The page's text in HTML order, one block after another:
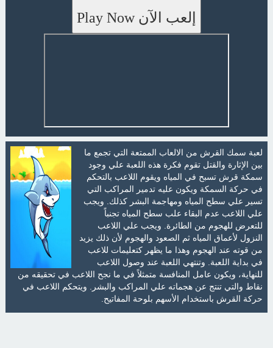
إلعب الآن Play Now
لعبة سمك القرش من الالعاب الممتعة التي تجمع ما
بين الإثارة والقتل تقوم فكرة هذه اللعبة علي وجود
سمكة قرش تسبح في المياه ويقوم اللاعب بالتحكم
في حركة السمكة ويكون عليه تدمير المراكب التي
تسير علي سطح المياه ومهاجمة البشر كذلك. ويجب
علي اللاعب عدم البقاء علب سطح المياه تجنباً
للتعرض للهجوم من الطائرة. ويجب علي اللاعب
النزول لأعماق المياه ثم الصعود والهجوم لأن ذلك يزيد
من قوته عند الهجوم وهذا ما يظهر كتعليمات للاعب
في بداية اللعبة. وتنتهي اللعبة عند وصول اللاعب
للنهاية، ويكون عامل المنافسة متمثلاً في ما نجح اللاعب في تحقيقه من
نقاط والتي تنتج عن هجماته علي المراكب والبشر. ويتحكم اللاعب في
حركة القرش باستخدام الأسهم بلوحة المفاتيح.